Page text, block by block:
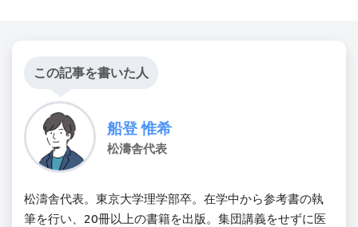
この記事を書いた人
船登 惟希
松濤舎代表
松濤舎代表。東京大学理学部卒。在学中から参考書の執
筆を行い、20冊以上の書籍を出版。集団講義をせずに医